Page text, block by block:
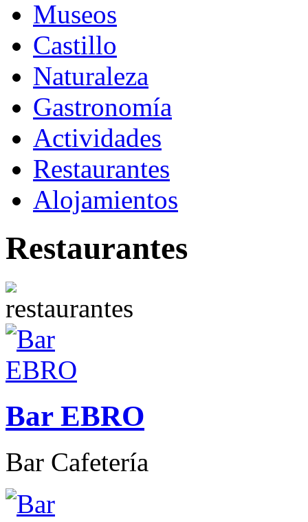
Museos
Castillo
Naturaleza
Gastronomía
Actividades
Restaurantes
Alojamientos
Restaurantes
Bar EBRO
Bar Cafetería